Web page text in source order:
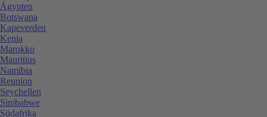
Ägypten
Botswana
Kapeverden
Kenia
Marokko
Mauritius
Namibia
Reunion
Seychellen
Simbabwe
Südafrika